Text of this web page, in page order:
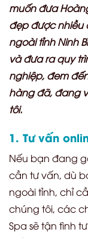
muốn đưa
đẹp được nhiều
ngoài tỉnh Ninh
và đưa ra quy
nghiệp, đem
hàng đã, đang
tôi.
1. Tư vấn
Nếu bạn đang
cần tư vấn, dù
ngoài tỉnh, chỉ
chúng tôi, các
Spa sẽ tận tình